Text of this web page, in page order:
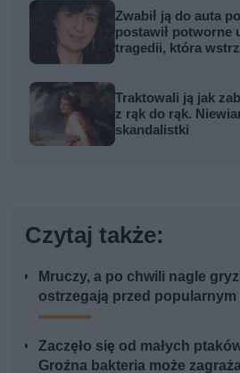
Zwabił ją do auta
postawił potworne
tragedii, która
Traktowali ją jak
z rąk do rąk.
skandalistki
Czytaj także:
Mruczy, a po chwili nagle
ostrzegają przed popularnym
Zaczęło się od małych
Groźna bakteria może